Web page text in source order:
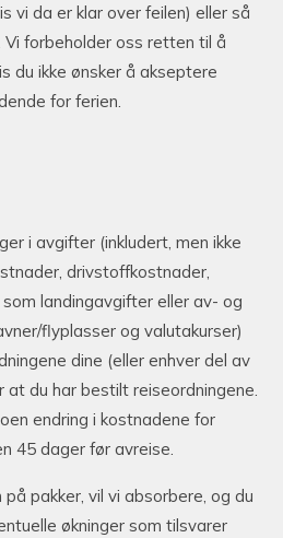
vi da er klar over feilen) eller så
forbeholder oss retten til å
du ikke ønsker å akseptere
for ferien.
i avgifter (inkludert, men ikke
drivstoffkostnader,
landingavgifter eller av- og
flyplasser og valutakurser)
dine (eller enhver del av
du har bestilt reiseordningene.
endring i kostnadene for
45 dager før avreise.
pakker, vil vi absorbere, og du
økninger som tilsvarer